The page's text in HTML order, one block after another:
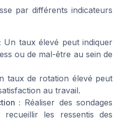
par différents indicateurs
Un taux élevé peut indiquer
ou de mal-être au sein de
taux de rotation élevé peut
au travail.
: Réaliser des sondages
les ressentis des